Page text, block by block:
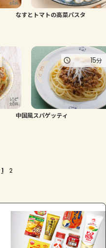
なすとトマトの高菜パスタ
中国風スパゲッティ
15分
1 2